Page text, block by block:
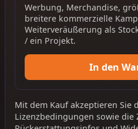
Werbung, Merchandise,
breitere kommerzielle
Weiterveräußerung als
/ ein Projekt.
In den
Mit dem Kauf akzeptieren Sie
Lizenzbedingungen sowie die